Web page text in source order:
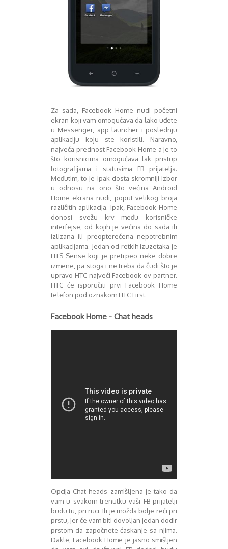
Juni 2018
Juli 2018
Novembar 2018
Decembar 2018
Februar 2019
Juni 2019
Juli 2019
August 2019
Februar 2020
April 2020
Za sada, Facebook Home nudi početni
ekran koji vam omogućava da lako uđete
u Messenger, app launcher i poslednju
aplikaciju koju ste koristili. Naravno,
najveća prednost Facebook Home-a je to
što korisnicima omogućava lak pristup
fotografijama i statusima FB prijatelja.
Međutim, to je ipak dosta skromniji izbor
u odnosu na ono što većina Android
Home ekrana nudi, poput velikog broja
različitih aplikacija. Ipak, Facebook Home
donosi svežu krv među korisničke
interfejse, od kojih je većina do sada ili
izlizana ili preopterećena nepotrebnim
aplikacijama. Jedan od retkih izuzetaka je
HTS Sense koji je pretrpeo neke dobre
izmene, pa stoga i ne treba da čudi što je
upravo HTC najveći Facebook-ov partner.
HTC će isporučiti prvi Facebook Home
telefon pod oznakom HTC First.
Facebook Home - Chat heads
Opcija Chat heads zamišljena je tako da
vam u svakom trenutku vaši FB prijatelji
budu tu, pri ruci. Ili je možda bolje reći pri
prstu, jer će vam biti dovoljan jedan dodir
prstom da započnete ćaskanje sa njima.
Dakle, Facebook Home je jasno smišljen